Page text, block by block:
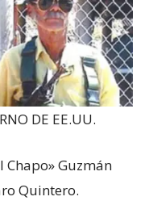
DE EE.UU.
Chapo» Guzmán
Quintero.